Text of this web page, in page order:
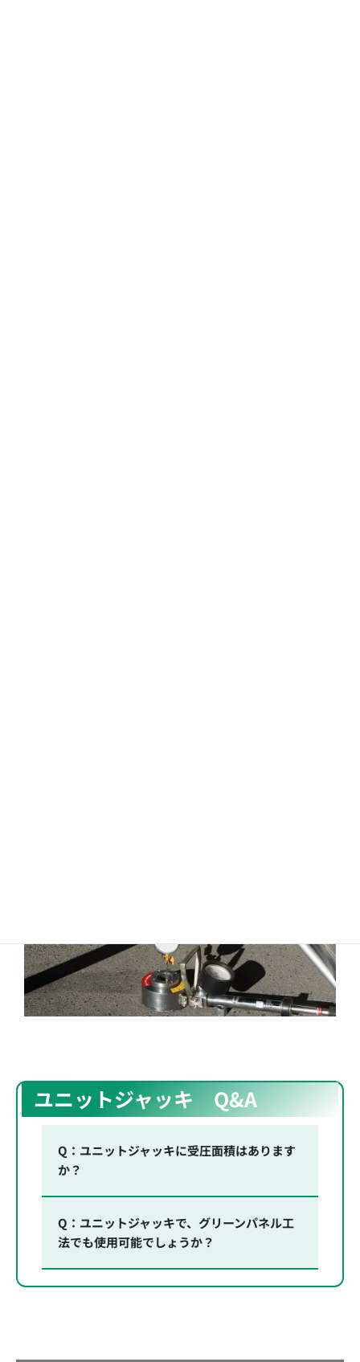
ユニットジャッキ Q&A
Q：ユニットジャッキに受圧面積はあります
か？
Q：ユニットジャッキで、グリーンパネル工
法でも使用可能でしょうか？